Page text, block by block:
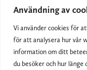
Användning av
Vi använder cookies för
för att analysera hur vår
information om ditt
du besöker och hur